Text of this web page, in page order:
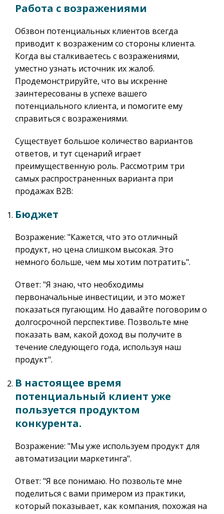
Работа с возражениями
Обзвон потенциальных клиентов всегда
приводит к возраженим со стороны клиента.
Когда вы сталкиваетесь с возражениями,
уместно узнать источник их жалоб.
Продемонстрируйте, что вы искренне
заинтересованы в успехе вашего
потенциального клиента, и помогите ему
справиться с возражениями.
Существует большое количество вариантов
ответов, и тут сценарий играет
преимущественную роль. Рассмотрим три
самых распространенных варианта при
продажах B2B:
Бюджет
Возражение: "Кажется, что это отличный
продукт, но цена слишком высокая. Это
немного больше, чем мы хотим потратить".
Ответ: "Я знаю, что необходимы
первоначальные инвестиции, и это может
показаться пугающим. Но давайте поговорим о
долгосрочной перспективе. Позвольте мне
показать вам, какой доход вы получите в
течение следующего года, используя наш
продукт".
В настоящее время
потенциальный клиент уже
пользуется продуктом
конкурента.
Возражение: "Мы уже используем продукт для
автоматизации маркетинга".
Ответ: "Я все понимаю. Но позвольте мне
поделиться с вами примером из практики,
который показывает, как компания, похожая на